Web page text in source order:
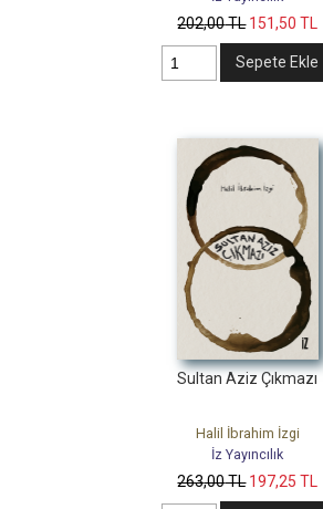
202,00TL 151,50 TL
Sepete Ekle
Sultan Aziz Çıkmazı
Halil İbrahim İzgi
İz Yayıncılık
263,00TL 197,25 TL